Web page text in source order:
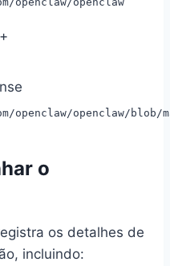
openclaw/openclaw/blob/
o
os detalhes de
incluindo: